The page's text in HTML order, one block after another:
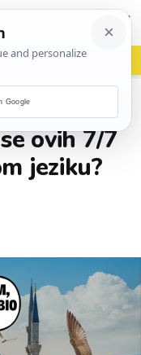
woot?!
ovih 7/7
jeziku?
Google